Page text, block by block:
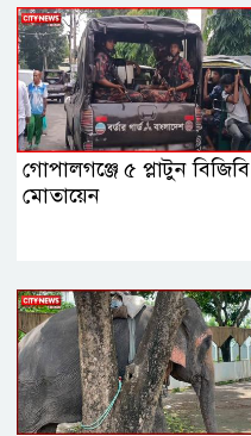
গোপালগঞ্জে ৫ প্লাটুন বিজিবি
মোতায়েন